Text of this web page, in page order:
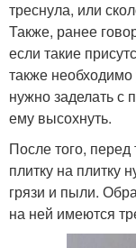
треснула, или
Также, ранее
если такие
также
нужно заделать с
ему высохнуть.
После того, перед
плитку на плитку
грязи и пыли.
на ней имеются